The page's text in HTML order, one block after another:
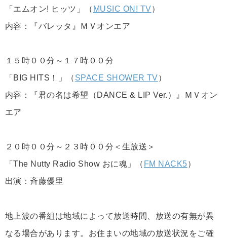
「エムオン! ヒッツ」（ MUSIC ON! TV）
内容：『バレッタ』ＭＶオンエア
１５時００分～１７時００分
「BIG HITS！」（ SPACE SHOWER TV）
内容：『君の名は希望（DANCE & LIP Ver.）』ＭＶオン
エア
２０時００分～２３時００分＜生放送＞
「The Nutty Radio Show おに魂」（ FM NACK5）
出演：斉藤優里
地上波の番組は地域によって放送時間、放送の有無が異
なる場合があります。お住まいの地域の放送状況をご確